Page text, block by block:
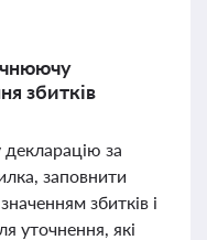
збитків
за
заповнити
збитків і
уточнення, які